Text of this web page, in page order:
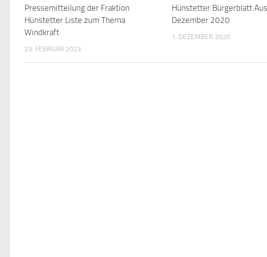
Pressemitteilung der Fraktion
Hünstetter Liste zum Thema
Windkraft
23. FEBRUAR 2023
Hünstetter Bürgerblatt
Dezember 2020
1. DEZEMBER 2020